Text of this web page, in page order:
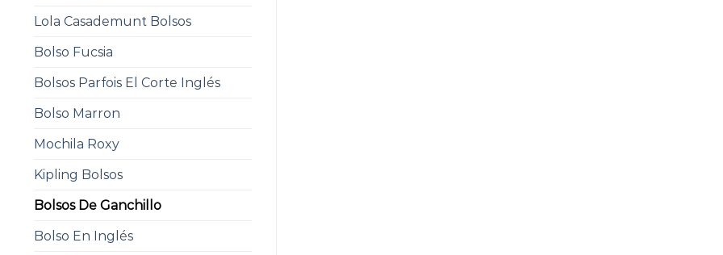
Lola Casademunt Bolsos
Bolso Fucsia
Bolsos Parfois El Corte Inglés
Bolso Marron
Mochila Roxy
Kipling Bolsos
Bolsos De Ganchillo
Bolso En Inglés